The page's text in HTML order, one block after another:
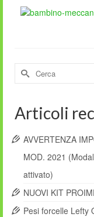
Cerca
per:
Articoli
AVVERTENZA
MOD. 2021
attivato)
NUOVI KIT
Pesi forcelle Lefty